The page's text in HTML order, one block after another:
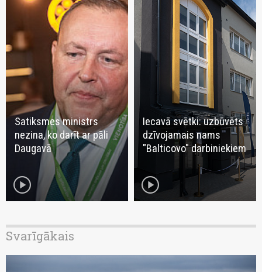
Satiksmes ministrs
nezina, ko darīt ar pāli
Daugavā
play_circle
Iecavā svētki: uzbūvēts
dzīvojamais nams
"Balticovo" darbiniekiem
play_circle
Svarīgākais